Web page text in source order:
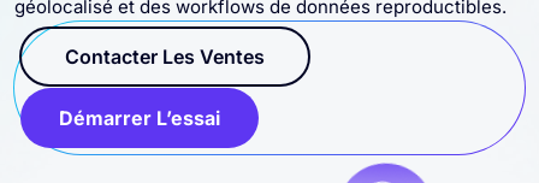
géolocalisé et des workflows de données reproductibles.
Contacter Les Ventes
Démarrer L’essai